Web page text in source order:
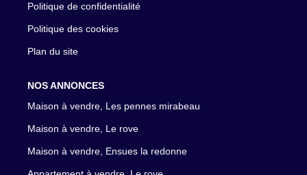
Politique de confidentialité
Politique des cookies
Plan du site
NOS ANNONCES
Maison à vendre, Les pennes mirabeau
Maison à vendre, Le rove
Maison à vendre, Ensues la redonne